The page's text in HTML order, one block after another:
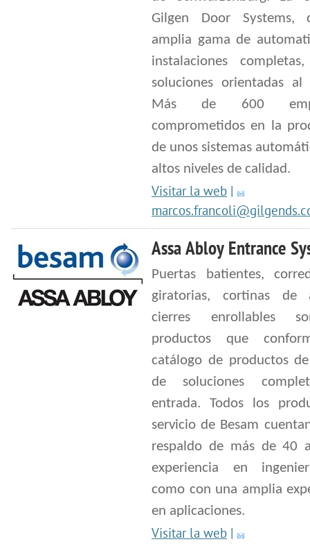
Gilgen Door Systems,
amplia gama de
instalaciones
soluciones orientadas al
Más de 600
comprometidos en la
de unos sistemas
altos niveles de calidad.
Visitar la web |
Assa Abloy Entrance
Puertas batientes,
giratorias, cortinas de
cierres enrollables
productos que
catálogo de productos
de soluciones
entrada. Todos los
servicio de Besam
respaldo de más de 40
experiencia en
como con una amplia
en aplicaciones.
Visitar la web |